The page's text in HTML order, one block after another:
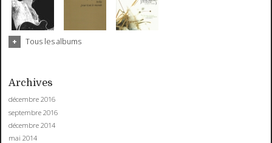
Tous les albums
Archives
décembre 2016
septembre 2016
décembre 2014
mai 2014